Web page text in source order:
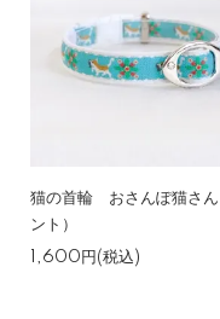
猫の首輪 おさんぽ猫さん
ント）
1,600円(税込)